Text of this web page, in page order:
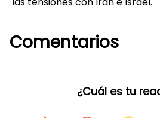
Comentarios